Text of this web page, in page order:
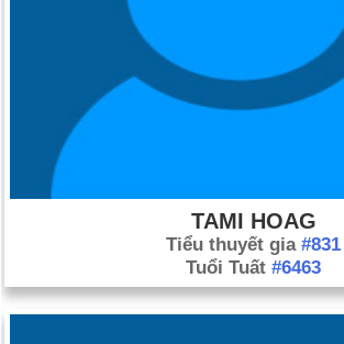
TAMI HOAG
Tiểu thuyết gia #831
Tuổi Tuất #6463